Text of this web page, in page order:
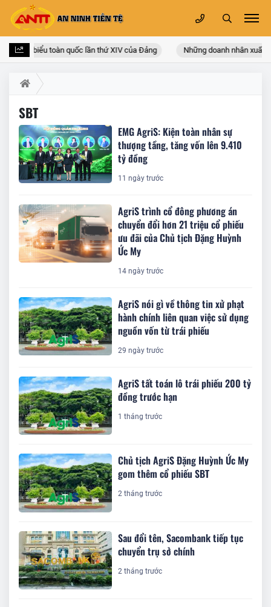
hội đại biểu toàn quốc lần thứ XIV của Đảng Những doanh nhân xuất
SBT
EMG AgriS: Kiện toàn nhân sự
thượng tầng, tăng vốn lên 9.410
tỷ đồng
11 ngày trước
AgriS trình cổ đông phương án
chuyển đổi hơn 21 triệu cổ phiếu
ưu đãi của Chủ tịch Đặng Huỳnh
Ức My
14 ngày trước
AgriS nói gì về thông tin xử phạt
hành chính liên quan việc sử dụng
nguồn vốn từ trái phiếu
29 ngày trước
AgriS tất toán lô trái phiếu 200 tỷ
đồng trước hạn
1 tháng trước
Chủ tịch AgriS Đặng Huỳnh Ức My
gom thêm cổ phiếu SBT
2 tháng trước
Sau đổi tên, Sacombank tiếp tục
chuyển trụ sở chính
2 tháng trước